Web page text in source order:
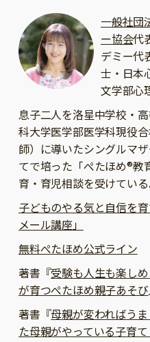
0歳
2歳
年中
小学1年生
小学3年生
小学5年生
特集
こそだてニュース
ニュース
そだち＆まなび
ワーク・ドリル
幼稚園・保育園
小学校
科学・プログラミング
絵本・読み聞かせ
自由研究・工作
読書感想文
本・読書
こそだて生活
住まい
ファッション・美容
行事・イベント
トラブル
親子でいっしょに
人間関係
おでかけ
こそだてマンガ
一般社団
ー協会代
デミー代
士・日本
文学部心
息子二人を洛星中学校・
科大学医学部医学科現役
師）に導いたシングルマ
てで培った「ぺたほめ®教
育・育児相談を受けている
子どものやる気と自信を
メール講座」
無料ぺたほめ公式ライン
著書『受験も人生も楽し
が育つぺたほめ親子あそび
著書『母親が変わればう
た母親がやっている子育